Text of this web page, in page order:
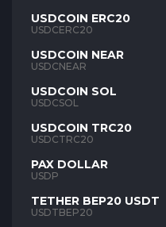
USDCOIN ERC20
USDCERC20
USDCOIN NEAR
USDCNEAR
USDCOIN SOL
USDCSOL
USDCOIN TRC20
USDCTRC20
PAX DOLLAR
USDP
TETHER BEP20 USDT
USDTBEP20